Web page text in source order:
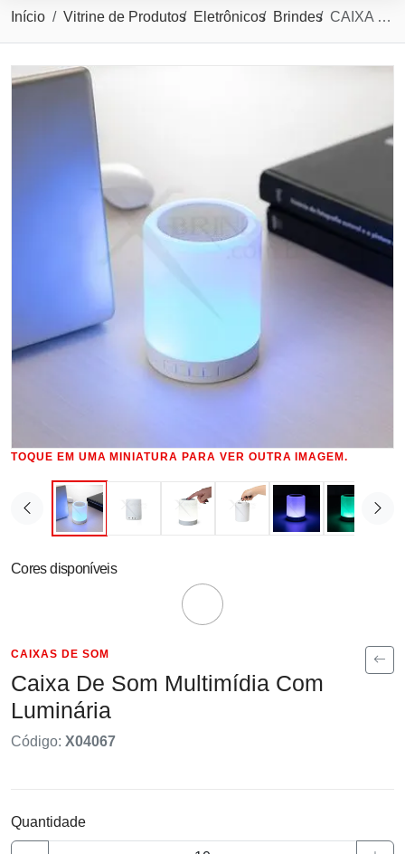
Início Vitrine de Produtos Eletrônicos Brindes CAIXA DE SOM MULTIMÍDIA COM LUMINÁRIA
TOQUE EM UMA MINIATURA PARA VER OUTRA IMAGEM.
Cores disponíveis
CAIXAS DE SOM
Caixa De Som Multimídia Com
Luminária
Código: X04067
Quantidade